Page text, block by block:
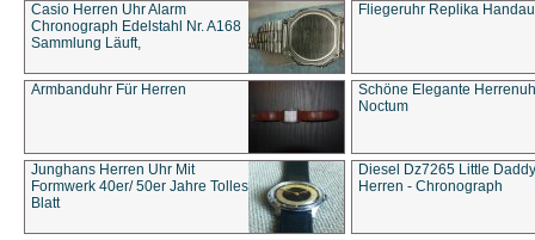
Casio Herren Uhr Alarm
Chronograph Edelstahl Nr. A168
Sammlung Läuft,
Fliegeruhr Replika
Armbanduhr Für Herren
Schöne Elegante
Noctum
Junghans Herren Uhr Mit
Formwerk 40er/ 50er Jahre Tolles
Blatt
Diesel Dz7265 Little Daddy
Herren - Chronograph